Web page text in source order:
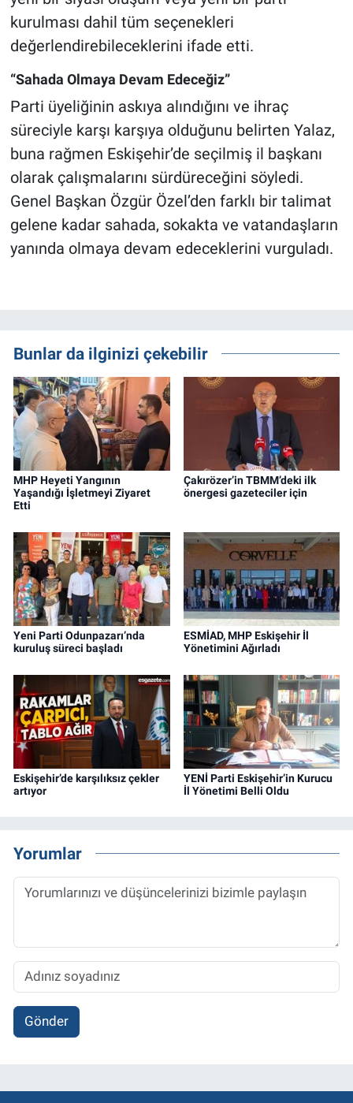
kurulması dahil tüm seçenekleri
değerlendirebileceklerini ifade etti.
“Sahada Olmaya Devam Edeceğiz”
Parti üyeliğinin askıya alındığını ve ihraç
süreciyle karşı karşıya olduğunu belirten Yalaz,
buna rağmen Eskişehir’de seçilmiş il başkanı
olarak çalışmalarını sürdüreceğini söyledi.
Genel Başkan Özgür Özel’den farklı bir talimat
gelene kadar sahada, sokakta ve vatandaşların
yanında olmaya devam edeceklerini vurguladı.
Bunlar da ilginizi çekebilir
MHP Heyeti Yangının
Yaşandığı İşletmeyi Ziyaret
Etti
Çakırözer’in TBMM’deki ilk
önergesi gazeteciler için
Yeni Parti Odunpazarı’nda
kuruluş süreci başladı
ESMİAD, MHP Eskişehir İl
Yönetimini Ağırladı
Eskişehir’de karşılıksız çekler
artıyor
YENİ Parti Eskişehir’in Kurucu
İl Yönetimi Belli Oldu
Yorumlar
Gönder